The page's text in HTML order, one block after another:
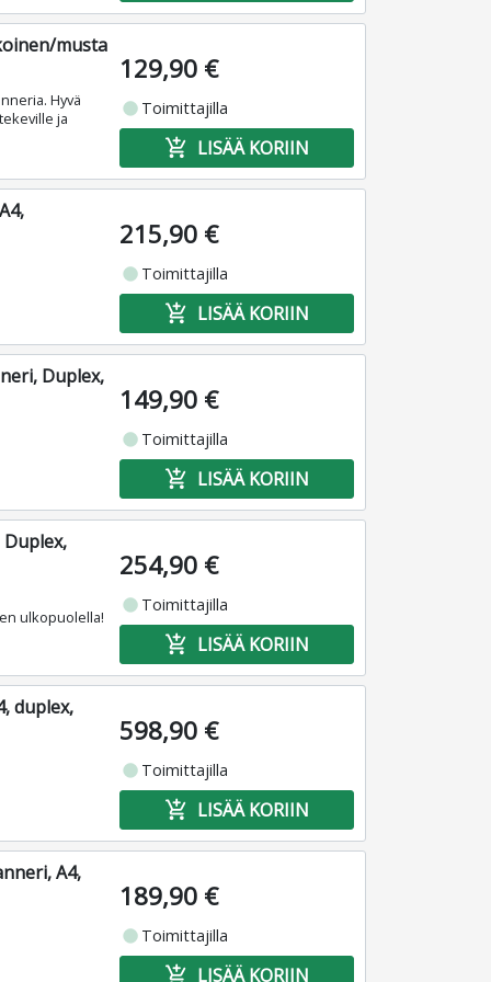
musta
Hyvä
ja
129,90 €
fiber_manual_record Toimittajilla
add_shopping_cart LISÄÄ KORIIN
215,90 €
fiber_manual_record Toimittajilla
add_shopping_cart LISÄÄ KORIIN
Duplex,
149,90 €
fiber_manual_record Toimittajilla
add_shopping_cart LISÄÄ KORIIN
ulkopuolella!
254,90 €
fiber_manual_record Toimittajilla
add_shopping_cart LISÄÄ KORIIN
duplex,
598,90 €
fiber_manual_record Toimittajilla
add_shopping_cart LISÄÄ KORIIN
A4,
189,90 €
fiber_manual_record Toimittajilla
add_shopping_cart LISÄÄ KORIIN